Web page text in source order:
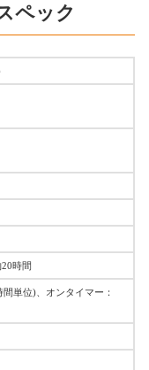
ペック
時間
単位)、オンタイマー：